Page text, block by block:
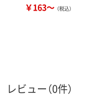
￥163～ （税込）
レビュー（0件）